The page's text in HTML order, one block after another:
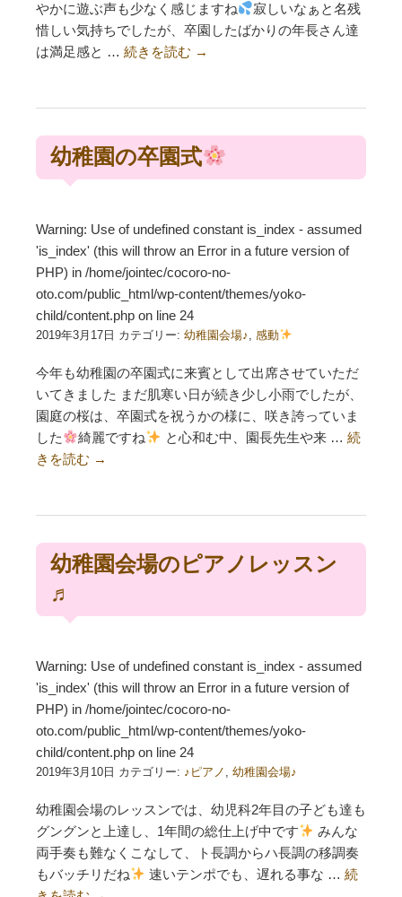
やかに遊ぶ声も少なく感じますね
寂しいなぁと名残
惜しい気持ちでしたが、卒園したばかりの年長さん達
は満足感と … 続きを読む →
幼稚園の卒園式
Warning: Use of undefined constant is_index - assumed
'is_index' (this will throw an Error in a future version of
PHP) in /home/jointec/cocoro-no-
oto.com/public_html/wp-content/themes/yoko-
child/content.php on line 24
2019年3月17日 カテゴリー: 幼稚園会場♪, 感動
今年も幼稚園の卒園式に来賓として出席させていただ
いてきました まだ肌寒い日が続き少し小雨でしたが、
園庭の桜は、卒園式を祝うかの様に、咲き誇っていま
した
綺麗ですね と心和む中、園長先生や来 … 続
きを読む →
幼稚園会場のピアノレッスン
♬
Warning: Use of undefined constant is_index - assumed
'is_index' (this will throw an Error in a future version of
PHP) in /home/jointec/cocoro-no-
oto.com/public_html/wp-content/themes/yoko-
child/content.php on line 24
2019年3月10日 カテゴリー: ♪ピアノ , 幼稚園会場♪
幼稚園会場のレッスンでは、幼児科2年目の子ども達も
グングンと上達し、1年間の総仕上げ中です
みんな
両手奏も難なくこなして、ト長調からハ長調の移調奏
もバッチリだね
速いテンポでも、遅れる事な …続